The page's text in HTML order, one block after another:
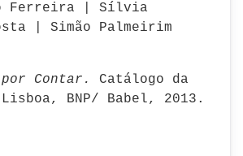
Ferreira | Sílvia
| Simão Palmeirim
por Contar.
Catálogo da
BNP/ Babel, 2013.